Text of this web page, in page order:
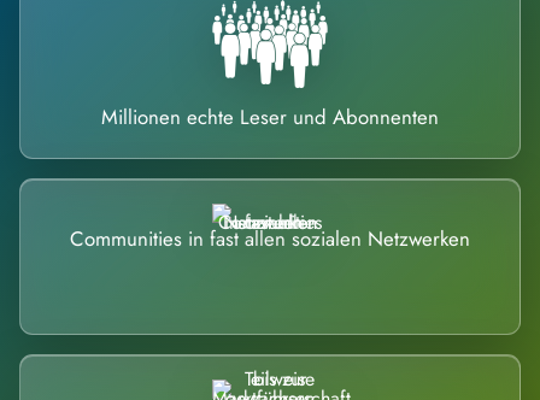
Millionen echte Leser und Abonnenten
Communities in fast allen sozialen Netzwerken